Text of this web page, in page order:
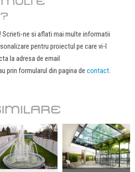
Scrieti-ne si aflati mai multe informatii
pentru proiectul pe care vi-l
la adresa de email
prin formularul din pagina de contact.